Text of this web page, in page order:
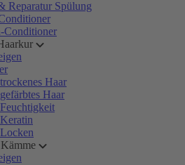
Reparatur Spülung
Conditioner
Haar
Haar